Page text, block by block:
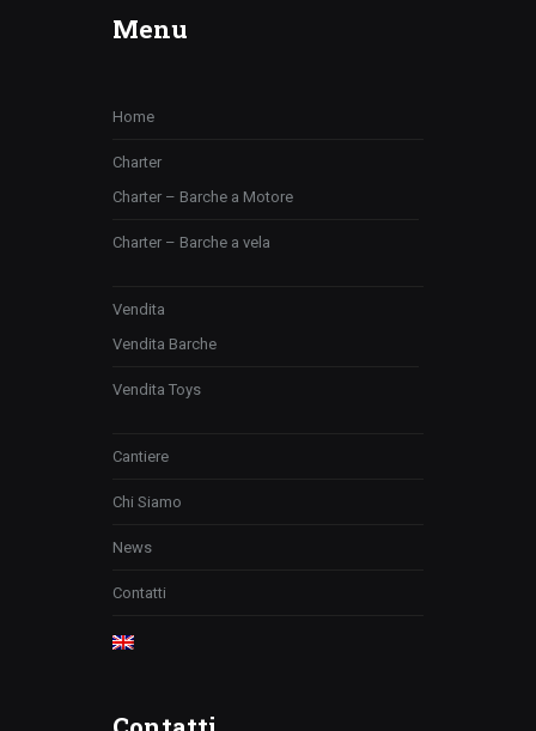
Menu
Home
Charter
Charter – Barche a Motore
Charter – Barche a vela
Vendita
Vendita Barche
Vendita Toys
Cantiere
Chi Siamo
News
Contatti